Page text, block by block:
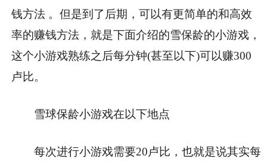
钱方法 。但是到了后期，可以有更简单的和高效
率的赚钱方法，就是下面介绍的雪保龄的小游戏，
这个小游戏熟练之后每分钟(甚至以下)可以赚300
卢比。
雪球保龄小游戏在以下地点
每次进行小游戏需要20卢比，也就是说其实每